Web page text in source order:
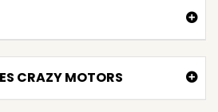
CRAZY MOTORS